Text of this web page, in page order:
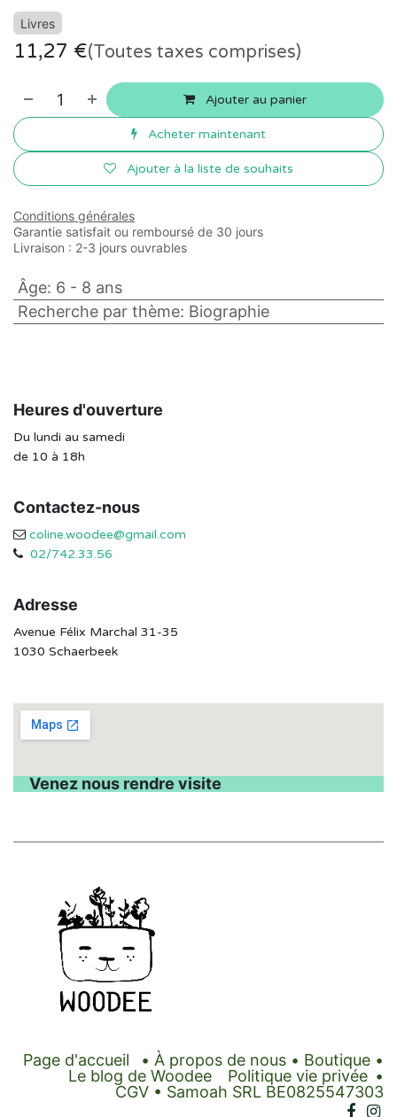
Livres
11,27 €(Toutes taxes comprises)
Ajouter au panier
Acheter maintenant
Ajouter à la liste de souhaits
Conditions générales
Garantie satisfait ou remboursé de 30 jours
Livraison : 2-3 jours ouvrables
Âge: 6 - 8 ans
Recherche par thème: Biographie
Heures d'ouverture
Du lundi au samedi
de 10 à 18h
Contactez-nous
coline.woodee@gmail.com
02/742.33.56
Adresse
Avenue Félix Marchal 31-35
1030 Schaerbeek
Venez nous rendre visite
Page d'accueil • À propos de nous • Boutique •
Le blog de Woodee
Politique vie privée •
CGV • Samoah SRL BE0825547303